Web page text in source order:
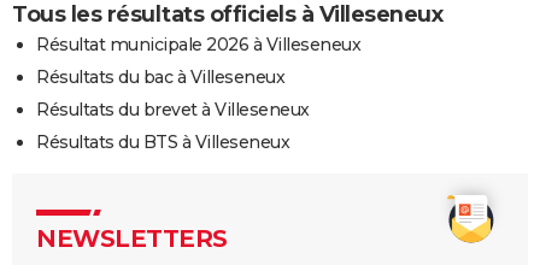
Tous les résultats officiels à Villeseneux
Résultat municipale 2026 à Villeseneux
Résultats du bac à Villeseneux
Résultats du brevet à Villeseneux
Résultats du BTS à Villeseneux
NEWSLETTERS